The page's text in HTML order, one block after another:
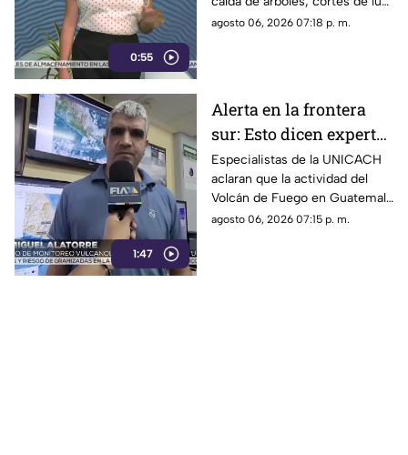
0:55
Chiapas
y daños en casas de la
agosto 06, 2026 07:18 p. m.
1:47
Alerta en la frontera
sur: Esto dicen expertos
sobre el Volcán de
Fuego y la ceniza en
Chiapas
Especialistas de la UNICACH
aclaran que la actividad del
Volcán de Fuego en Guatemala
no representa peligro para
agosto 06, 2026 07:15 p. m.